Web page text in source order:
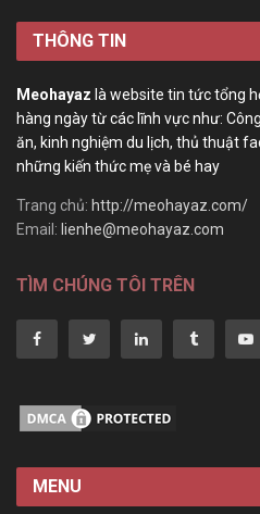
THÔNG TIN
Meohayaz là website tin tức tổng
hàng ngày từ các lĩnh vực như:
ăn, kinh nghiệm du lịch, thủ thuật
những kiến thức mẹ và bé hay
Trang chủ: http://meohayaz.com/
Email: lienhe@meohayaz.com
TÌM CHÚNG TÔI TRÊN
MENU